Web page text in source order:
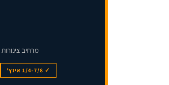
מרחיב צינורות הידראולי ידני · 7
✓ 1/4-7/8 אינץ'